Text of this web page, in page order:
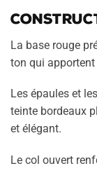
La base rouge
ton qui
Les épaules et
teinte bordeaux
et élégant.
Le col ouvert